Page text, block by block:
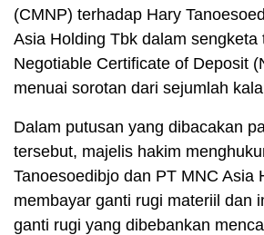
(CMNP) terhadap Hary
Asia Holding Tbk dalam sengketa
Negotiable Certificate of Deposit
menuai sorotan dari sejumlah
Dalam putusan yang dibacakan
tersebut, majelis hakim
Tanoesoedibjo dan PT MNC Asia
membayar ganti rugi materiil dan
ganti rugi yang dibebankan